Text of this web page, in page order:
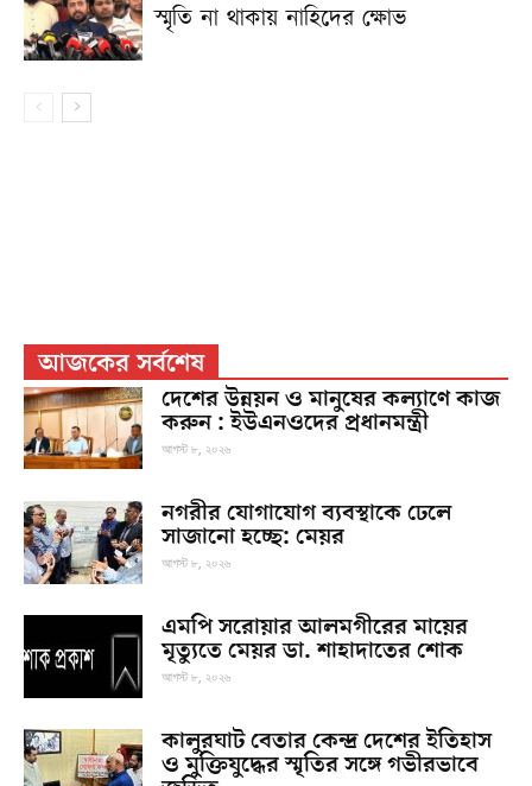
স্মৃতি না থাকায় নাহিদের ক্ষোভ
আজকের সর্বশেষ
দেশের উন্নয়ন ও মানুষের কল্যাণে কাজ
করুন : ইউএনওদের প্রধানমন্ত্রী
আগস্ট ৮, ২০২৬
নগরীর যোগাযোগ ব্যবস্থাকে ঢেলে
সাজানো হচ্ছে: মেয়র
আগস্ট ৮, ২০২৬
এমপি সরোয়ার আলমগীরের মায়ের
মৃত্যুতে মেয়র ডা. শাহাদাতের শোক
আগস্ট ৮, ২০২৬
কালুরঘাট বেতার কেন্দ্র দেশের ইতিহাস
ও মুক্তিযুদ্ধের স্মৃতির সঙ্গে গভীরভাবে